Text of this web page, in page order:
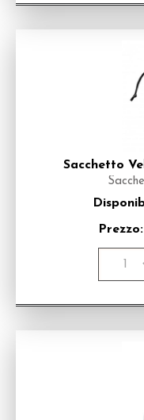
Sacchetto
Prezzo: